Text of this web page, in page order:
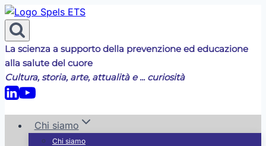
Salta
al
contenuto
La scienza a supporto della prevenzione ed educazione
alla salute del cuore
Cultura, storia, arte, attualità e ... curiosità
Chi siamo
Chi siamo